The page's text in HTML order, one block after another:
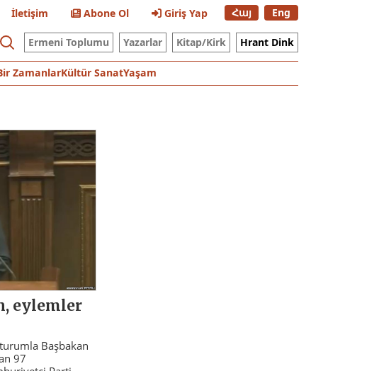
İletişim Abone Ol Giriş Yap Հայ Eng
Ermeni Toplumu Yazarlar Kitap/Kirk Hrant Dink
ZamanlarKültür SanatYaşam
eylemler
Başbakan
97